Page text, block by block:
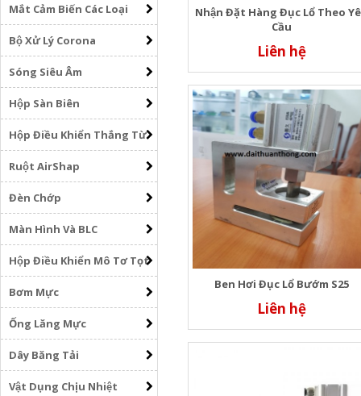
Mắt Cảm Biến Các Loại
Bộ Xử Lý Corona
Sóng Siêu Âm
Hộp Sàn Biên
Hộp Điều Khiển Thắng Từ
Ruột AirShap
Đèn Chớp
Màn Hình Và BLC
Hộp Điều Khiển Mô Tơ Tọt
Bơm Mực
Ống Lăng Mực
Dây Băng Tải
Vật Dụng Chịu Nhiệt
Nhận Đặt Hàng Đục Lổ Theo
Cầu
Liên hệ
Ben Hơi Đục Lổ Bướm S25
Liên hệ